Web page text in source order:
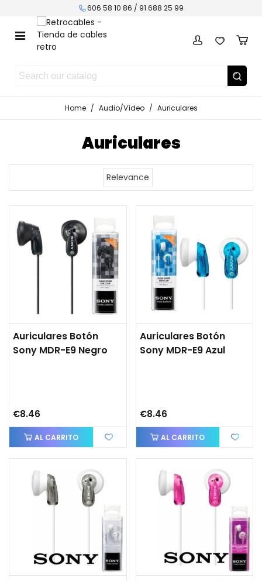
606 58 10 86 / 91 688 25 99
Home / Audio/Vídeo / Auriculares
Auriculares
Relevance
Auriculares Botón
Sony MDR-E9 Negro
€8.46
AL CARRITO
Auriculares Botón
Sony MDR-E9 Azul
€8.46
AL CARRITO